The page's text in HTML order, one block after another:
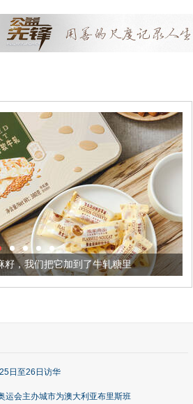
了牛轧糖里 被列入佛家七宝
日至26日访华
运会主办城市为澳大利亚布里斯班